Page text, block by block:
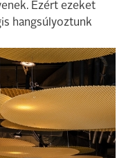
Ezért ezeket
hangsúlyoztunk